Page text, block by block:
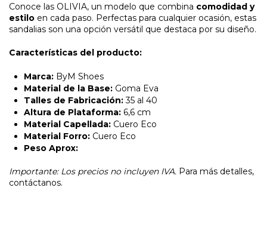
Conoce las OLIVIA, un modelo que combina comodidad y
estilo en cada paso. Perfectas para cualquier ocasión, estas
sandalias son una opción versátil que destaca por su diseño.
Características del producto:
Marca: ByM Shoes
Material de la Base: Goma Eva
Talles de Fabricación:35 al 40
Altura de Plataforma: 6,6 cm
Material Capellada: Cuero Eco
Material Forro: Cuero Eco
Peso Aprox:
Importante: Los precios no incluyen IVA. Para más detalles,
contáctanos.